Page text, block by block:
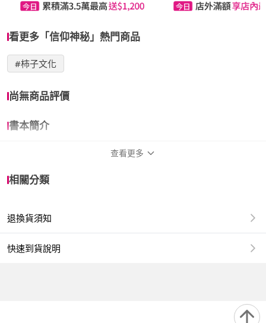
看更多「信仰神秘」熱門商品
#柿子文化
尚無商品評價
書本簡介
譯者
出版社
查看更多
相關分類
退換貨須知
快速到貨說明